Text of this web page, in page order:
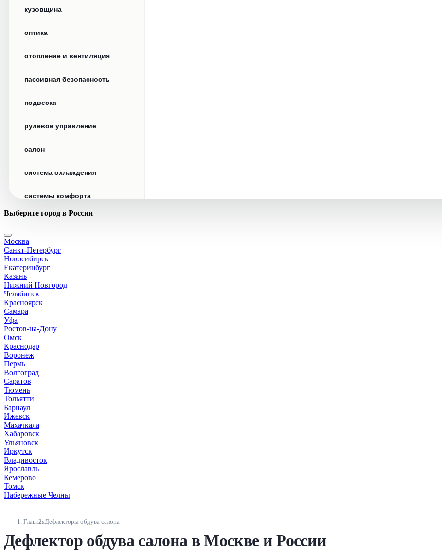
кузовщина
оптика
отопление и вентиляция
пассивная безопасность
подвеска
рулевое управление
салон
система охлаждения
системы комфорта
стекла
стеклоочистители
топливная система
тормозная система
трансмиссия
Выберите город в России
Москва
Санкт-Петербург
Новосибирск
Екатеринбург
Казань
Нижний Новгород
Челябинск
Красноярск
Самара
Уфа
Ростов-на-Дону
Омск
Краснодар
Воронеж
Пермь
Волгоград
Саратов
Тюмень
Тольятти
Барнаул
Ижевск
Махачкала
Хабаровск
Ульяновск
Иркутск
Владивосток
Ярославль
Кемерово
Томск
Набережные Челны
ГлавнаяДефлекторы обдува салона
Дефлектор обдува салона в Москве и России